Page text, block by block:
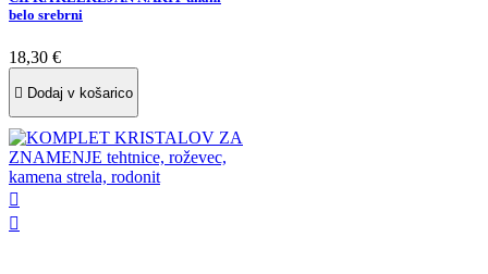
belo srebrni
18,30 €
 Dodaj v košarico

